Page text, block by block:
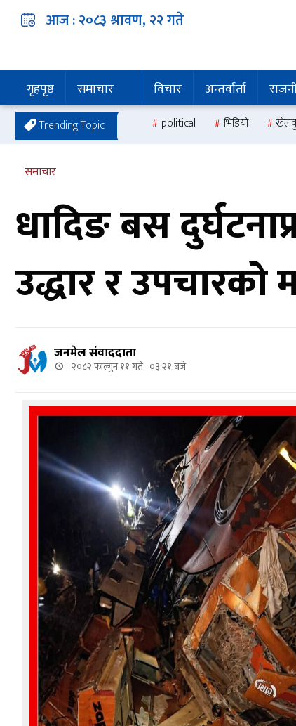
आज :२०८३ श्रावण, २२गते
गृहपृष्ठ समाचार विचार अन्तर्वार्ता
Trending Topic political भिडियो
समाचार
धादिङ बस
उद्धार र उपचारको
जनमेल संवाददाता
२०८२ फाल्गुन ११ गते ०३:२१ बजे